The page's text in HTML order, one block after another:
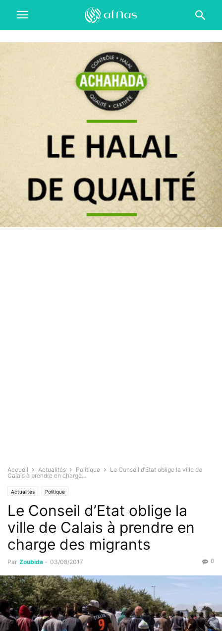
Accueil Actualités Politique
Le Conseil d’Etat oblige la ville de
Calais à prendre en charge...
Actualités Politique
Le Conseil d’Etat oblige la
ville de Calais à prendre en
charge des migrants
Par Zoubida - 03/08/2017 0